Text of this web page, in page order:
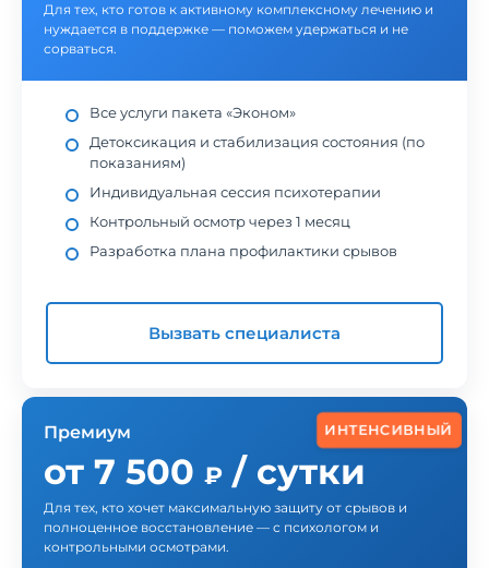
Для тех, кто готов к активному комплексному лечению и
нуждается в поддержке — поможем удержаться и не
сорваться.
Все услуги пакета «Эконом»
Детоксикация и стабилизация состояния (по
показаниям)
Индивидуальная сессия психотерапии
Контрольный осмотр через 1 месяц
Разработка плана профилактики срывов
Вызвать специалиста
ИНТЕНСИВНЫЙ
Премиум
от 7 500 ₽ / сутки
Для тех, кто хочет максимальную защиту от срывов и
полноценное восстановление — с психологом и
контрольными осмотрами.